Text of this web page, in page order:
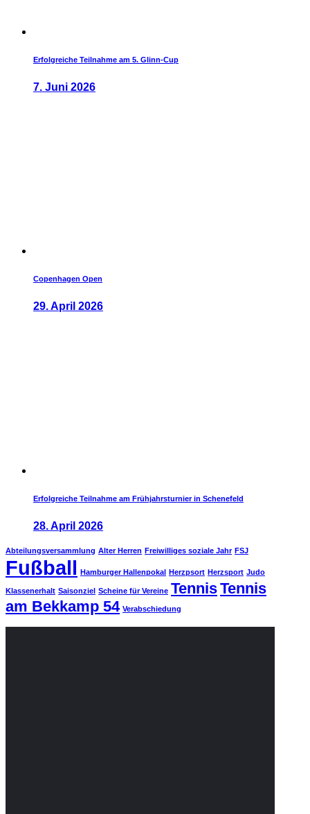
Erfolgreiche Teilnahme am 5. Glinn-Cup
7. Juni 2026
Copenhagen Open
29. April 2026
Erfolgreiche Teilnahme am Frühjahrsturnier in Schenefeld
28. April 2026
Abteilungsversammlung Alter Herren Freiwilliges soziale Jahr FSJ
Fußball Hamburger Hallenpokal Herzpsort Herzsport Judo
Klassenerhalt Saisonziel Scheine für Vereine TennisTennis
am Bekkamp 54 Verabschiedung